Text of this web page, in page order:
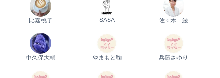
比嘉桃子 SASA 佐々木 綾
中久保大輔 やまもと鞠 兵藤さゆり